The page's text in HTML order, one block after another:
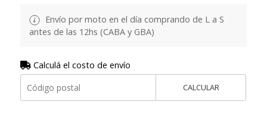
Envío por moto en el día comprando de L a S
antes de las 12hs (CABA y GBA)
Calculá el costo de envío
CALCULAR